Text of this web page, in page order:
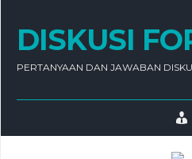
DISKUSI
PERTANYAAN DAN JAWABAN